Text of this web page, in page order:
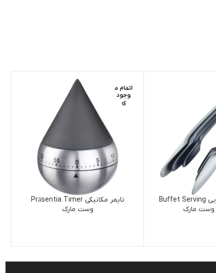
۳ عدد انبر پذیرایی Buffet Serving
اتمام م
وجود
ی
تایمر مکانیکی Präsentia Timer
وست مارک